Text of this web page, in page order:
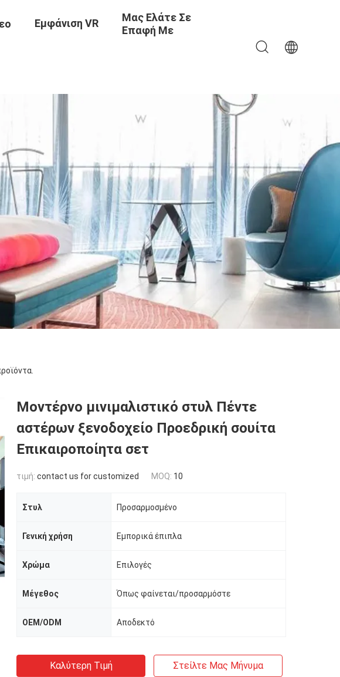
Εμφάνιση VR
Μας Ελάτε Σε
Επαφή Με
Μοντέρνο μινιμαλιστικό στυλ Πέντε
αστέρων ξενοδοχείο Προεδρική σουίτα
Επικαιροποίητα σετ
τιμή: contact us for customized MOQ: 10
Στυλ Προσαρμοσμένο
Γενική χρήση Εμπορικά έπιπλα
Χρώμα Επιλογές
Μέγεθος Όπως φαίνεται/προσαρμόστε
OEM/ODM Αποδεκτό
Καλύτερη Τιμή Στείλτε Μας Μήνυμα